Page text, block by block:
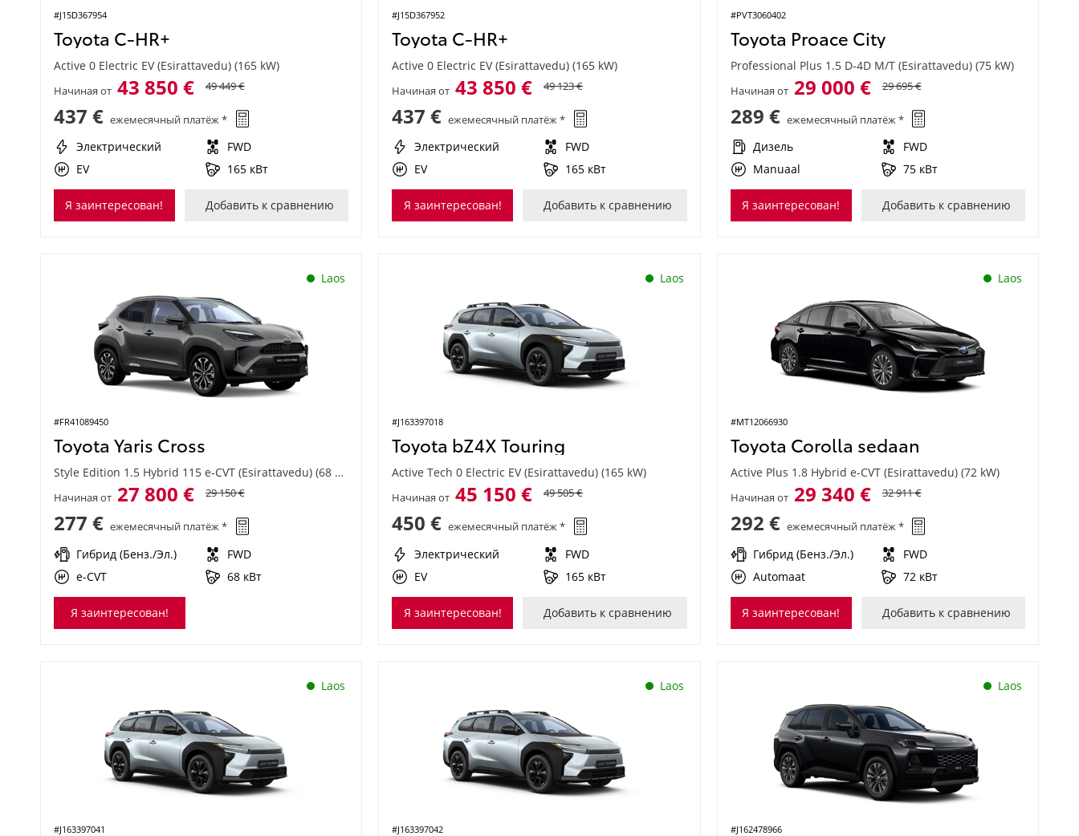
#J15D367954
Toyota C-HR+
Active 0 Electric EV (Esirattavedu) (165 kW)
Начиная от 43 850 € 49 449 €
437 € ежемесячный платёж *
Электрический
FWD
EV
165 кВт
Я заинтересован! Добавить к сравнению
#J15D367952
Toyota C-HR+
Active 0 Electric EV (Esirattavedu) (165 kW)
Начиная от 43 850 € 49 123 €
437 € ежемесячный платёж *
Электрический
FWD
EV
165 кВт
Я заинтересован! Добавить к сравнению
#PVT3060402
Toyota Proace City
Professional Plus 1.5 D-4D M/T (Esirattavedu) (75 kW)
Начиная от 29 000 € 29 695 €
289 € ежемесячный платёж *
Дизель
FWD
Manuaal
75 кВт
Я заинтересован! Добавить к сравнению
Laos
#FR41089450
Toyota Yaris Cross
Style Edition 1.5 Hybrid 115 e-CVT (Esirattavedu) (68 kW)
Начиная от 27 800 € 29 150 €
277 € ежемесячный платёж *
Гибрид (Бенз./Эл.)
FWD
e-CVT
68 кВт
Я заинтересован!
Laos
#J163397018
Toyota bZ4X Touring
Active Tech 0 Electric EV (Esirattavedu) (165 kW)
Начиная от 45 150 € 49 505 €
450 € ежемесячный платёж *
Электрический
FWD
EV
165 кВт
Я заинтересован! Добавить к сравнению
Laos
#MT12066930
Toyota Corolla sedaan
Active Plus 1.8 Hybrid e-CVT (Esirattavedu) (72 kW)
Начиная от 29 340 € 32 911 €
292 € ежемесячный платёж *
Гибрид (Бенз./Эл.)
FWD
Automaat
72 кВт
Я заинтересован! Добавить к сравнению
Laos
#J163397041
Laos
#J163397042
Laos
#J162478966